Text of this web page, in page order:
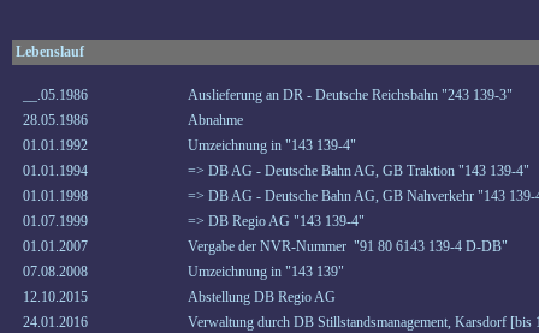
Lebenslauf
__.05.1986
Auslieferung an DR - Deutsche Reichsbahn "243 139-3"
28.05.1986
Abnahme
01.01.1992
Umzeichnung in "143 139-4"
01.01.1994
=> DB AG - Deutsche Bahn AG, GB Traktion "143 139-4"
01.01.1998
=> DB AG - Deutsche Bahn AG, GB Nahverkehr "143 139-
01.07.1999
=> DB Regio AG "143 139-4"
01.01.2007
Vergabe der NVR-Nummer "91 80 6143 139-4 D-DB"
07.08.2008
Umzeichnung in "143 139"
12.10.2015
Abstellung DB Regio AG
24.01.2016
Verwaltung durch DB Stillstandsmanagement, Karsdorf [bis